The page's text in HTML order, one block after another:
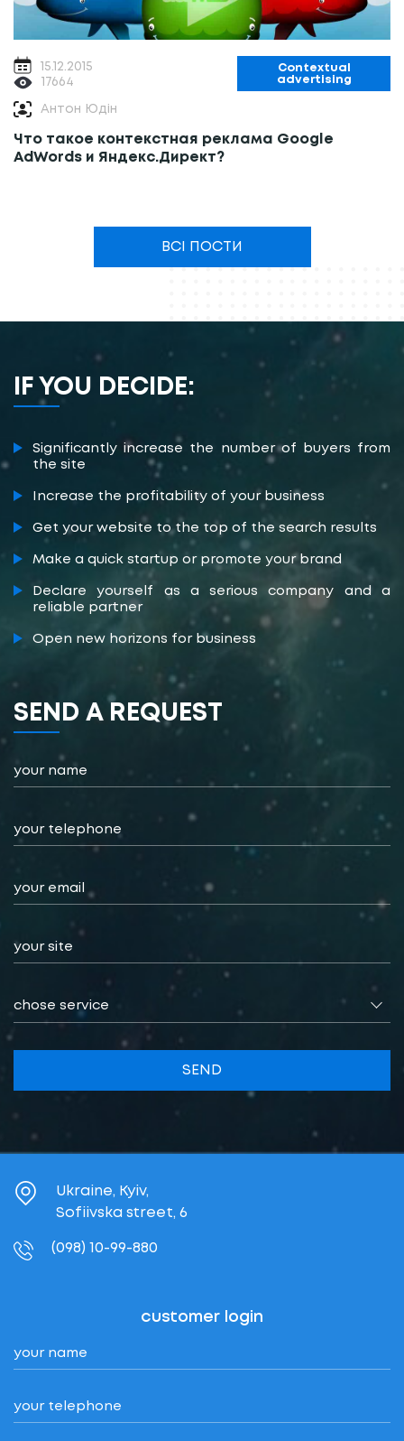
15.12.2015
17664
Contextual
advertising
Антон Юдін
Что такое контекстная реклама Google
AdWords и Яндекс.Директ?
ВСІ ПОСТИ
IF YOU DECIDE:
Significantly increase the number of buyers from
the site
Increase the profitability of your business
Get your website to the top of the search results
Make a quick startup or promote your brand
Declare yourself as a serious company and a
reliable partner
Open new horizons for business
SEND А REQUEST
chose service
SEND
Ukraine, Kyiv,
Sofiivska street, 6
(098) 10-99-880
customer login